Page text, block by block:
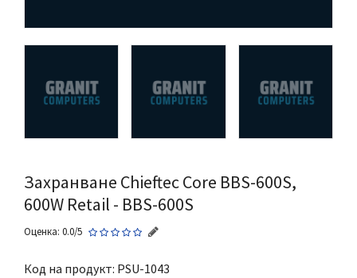
Захранване Chieftec Core BBS-600S,
600W Retail - BBS-600S
Оценка: 0.0/5
Код на продукт: PSU-1043